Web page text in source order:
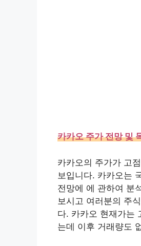
카카오 주가 전망 및
카카오의 주가가 고
보입니다. 카카오는
전망에 에 관하여 분
보시고 여러분의 주
다. 카카오 현재가는
는데 이후 거래량도